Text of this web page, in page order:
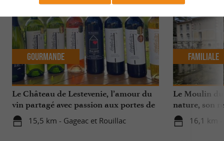
Le Château de Lestevenie, l’amour du
vin partagé avec passion aux portes de
Bergerac
15,5 km - Gageac et Rouillac
Gourmande
Le Moulin du
nature, son
16,1 km
Familiale